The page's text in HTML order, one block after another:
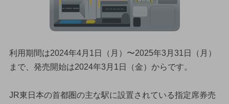
利用期間は2024年4月1日（月）〜2025年3月31日（月）
まで、発売開始は2024年3月1日（金）からです。
JR東日本の首都圏の主な駅に設置されている指定席券売